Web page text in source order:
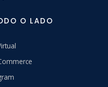
O LADO